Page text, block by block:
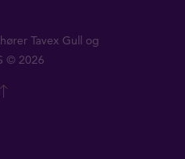
Tavex Gull og
© 2026